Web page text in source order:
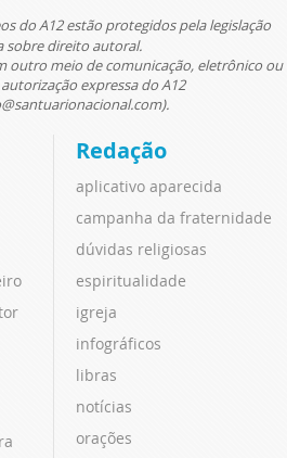
do A12 estão protegidos pela legislação
sobre direito autoral.
outro meio de comunicação, eletrônico ou
expressa do A12
Redação
aplicativo aparecida
campanha da fraternidade
dúvidas religiosas
espiritualidade
igreja
infográficos
libras
notícias
orações